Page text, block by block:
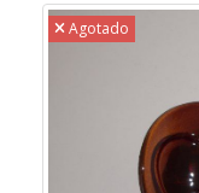
Agotado